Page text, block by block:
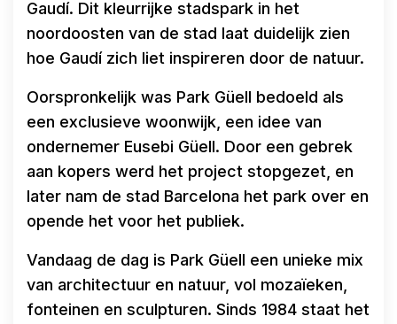
Gaudí. Dit kleurrijke stadspark in het
noordoosten van de stad laat duidelijk zien
hoe Gaudí zich liet inspireren door de natuur.
Oorspronkelijk was Park Güell bedoeld als
een exclusieve woonwijk, een idee van
ondernemer Eusebi Güell. Door een gebrek
aan kopers werd het project stopgezet, en
later nam de stad Barcelona het park over en
opende het voor het publiek.
Vandaag de dag is Park Güell een unieke mix
van architectuur en natuur, vol mozaïeken,
fonteinen en sculpturen. Sinds 1984 staat het